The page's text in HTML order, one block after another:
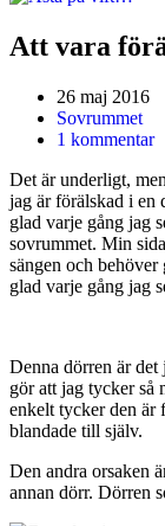
Att vara
26 maj 2016
Sovrummet
1 kommentar
Det är underligt,
jag är förälskad i en
glad varje gång jag
sovrummet. Min
sängen och
glad varje gång jag
Denna dörren är det
gör att jag tycker så
enkelt tycker den är
blandade till själv.
Den andra orsaken
annan dörr. Dörren